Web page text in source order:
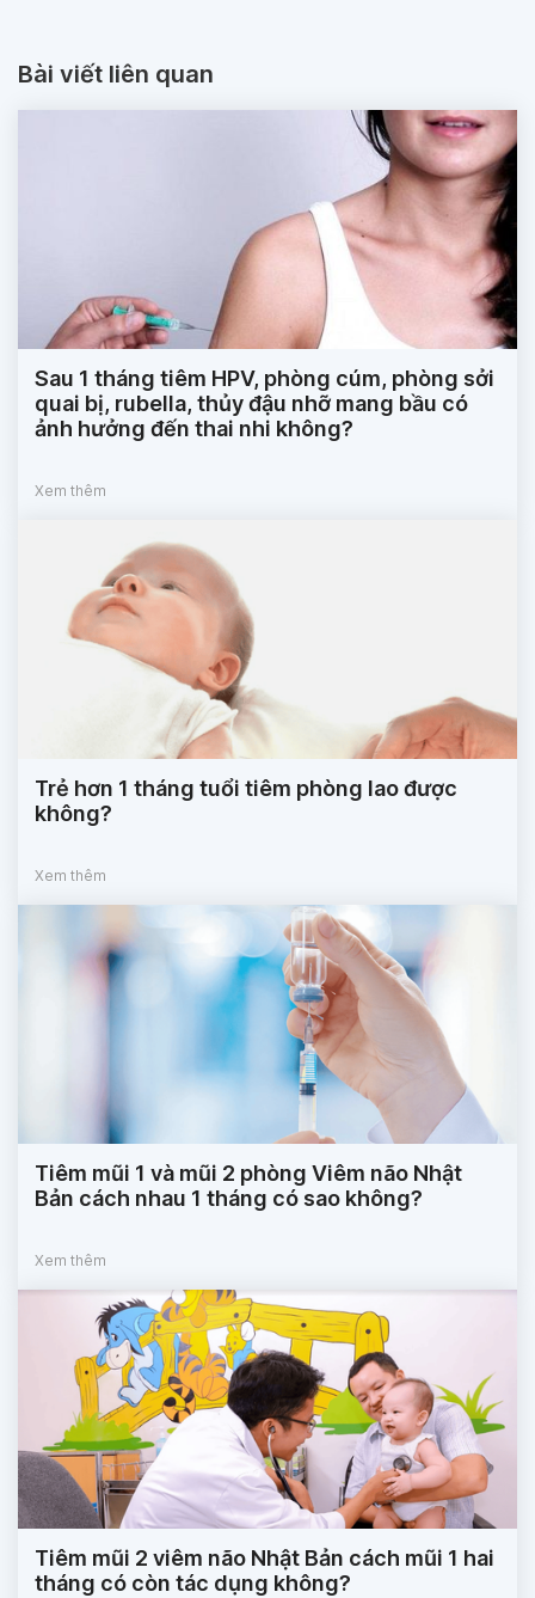
Bài viết liên quan
Sau 1 tháng tiêm HPV, phòng cúm, phòng sởi
quai bị, rubella, thủy đậu nhỡ mang bầu có
ảnh hưởng đến thai nhi không?
Xem thêm
Trẻ hơn 1 tháng tuổi tiêm phòng lao được
không?
Xem thêm
Tiêm mũi 1 và mũi 2 phòng Viêm não Nhật
Bản cách nhau 1 tháng có sao không?
Xem thêm
Tiêm mũi 2 viêm não Nhật Bản cách mũi 1 hai
tháng có còn tác dụng không?